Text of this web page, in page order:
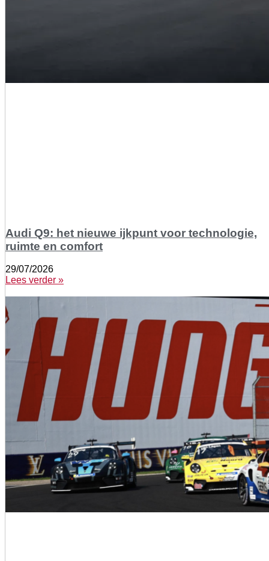
Audi Q9: het nieuwe ijkpunt voor technologie,
ruimte en comfort
29/07/2026
Lees verder »